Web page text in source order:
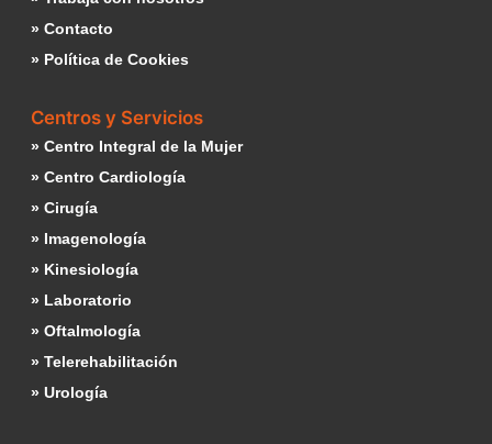
» Contacto
» Política de Cookies
Centros y Servicios
» Centro Integral de la Mujer
» Centro Cardiología
» Cirugía
» Imagenología
» Kinesiología
» Laboratorio
» Oftalmología
» Telerehabilitación
» Urología